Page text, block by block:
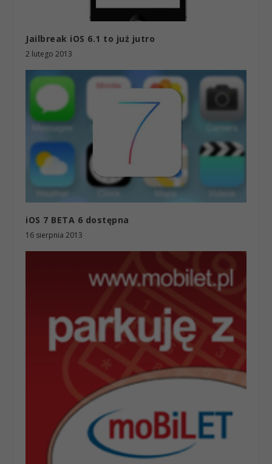
Jailbreak iOS 6.1 to już jutro
2 lutego 2013
iOS 7 BETA 6 dostępna
16 sierpnia 2013